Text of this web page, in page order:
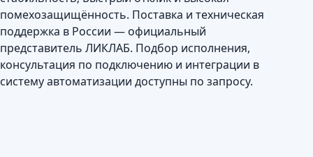
помехозащищённость. Поставка и техническая
поддержка в России — официальный
представитель ЛИКЛАБ. Подбор исполнения,
консультация по подключению и интеграции в
систему автоматизации доступны по запросу.